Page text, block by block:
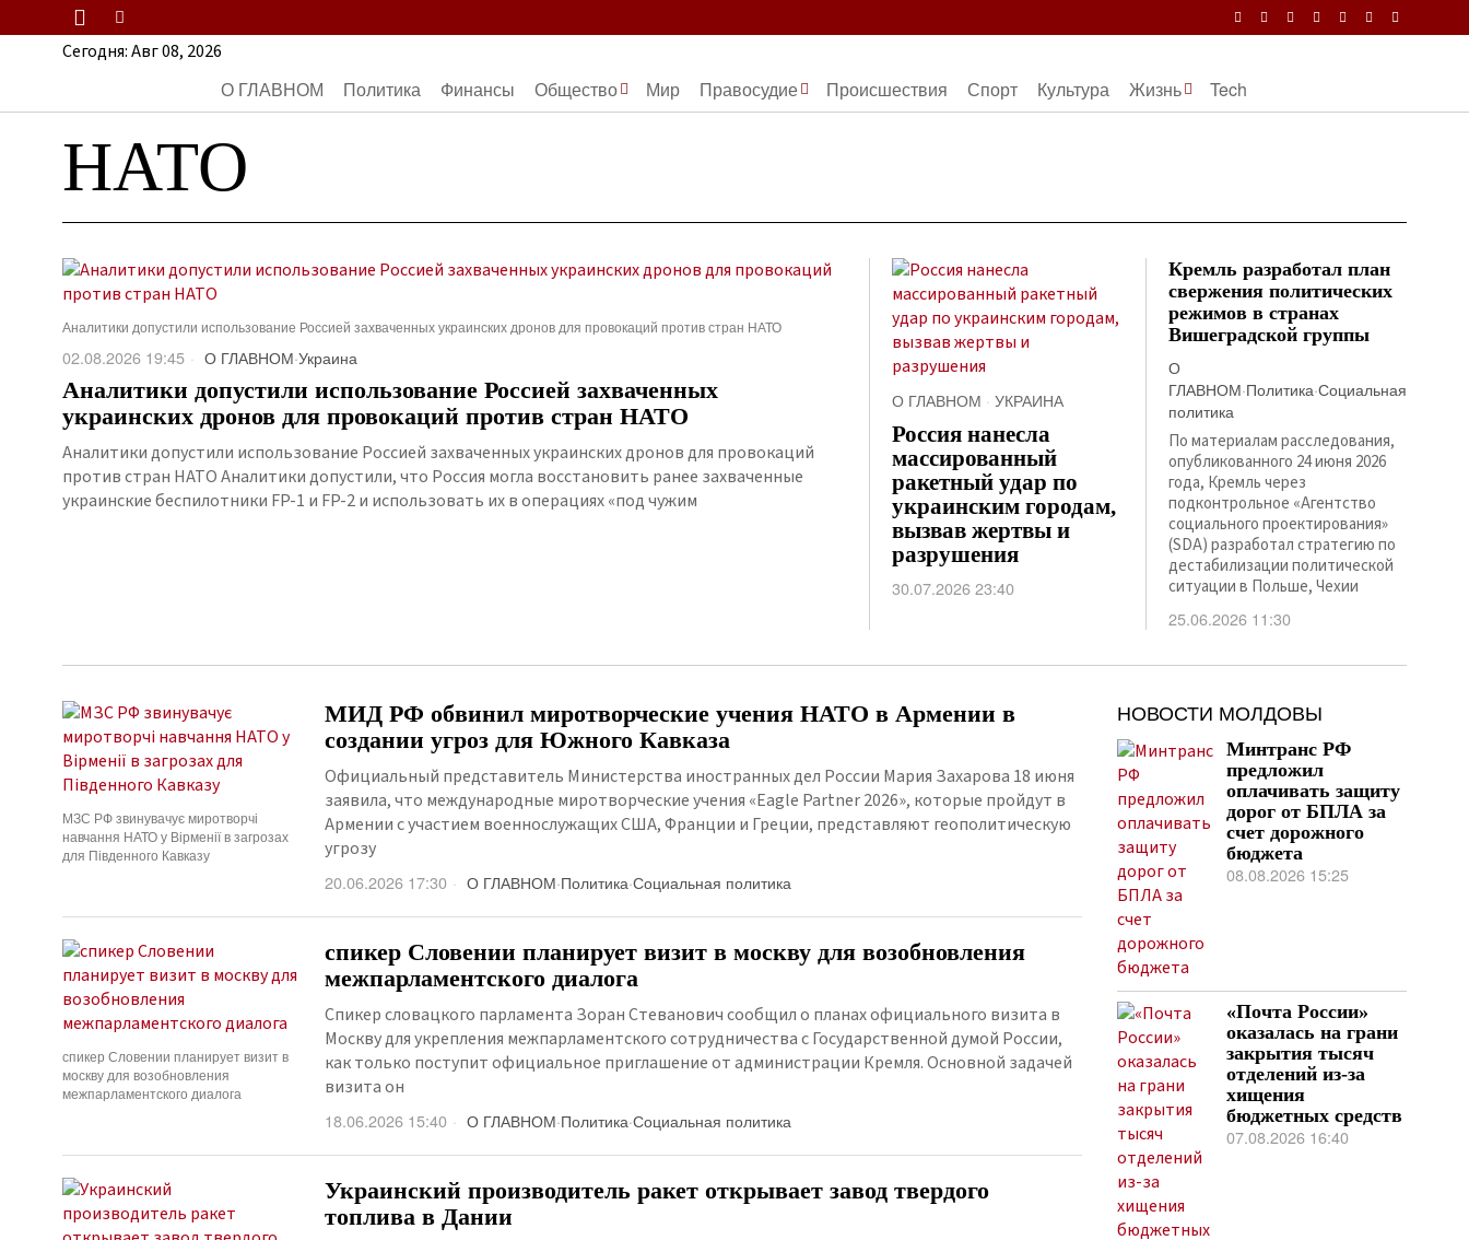
Сегодня:Авг 08, 2026
О ГЛАВНОМ Политика Финансы Общество Мир Правосудие Происшествия Спорт Культура Жизнь Tech
НАТО
Аналитики допустили использование Россией захваченных украинских дронов для провокаций против стран НАТО
02.08.2026 19:45 О ГЛАВНОМ·Украина
Аналитики допустили использование Россией захваченных
украинских дронов для провокаций против стран НАТО
Аналитики допустили использование Россией захваченных украинских дронов для провокаций
против стран НАТО Аналитики допустили, что Россия могла восстановить ранее захваченные
украинские беспилотники FP-1 и FP-2 и использовать их в операциях «под чужим
О ГЛАВНОМ · УКРАИНА
Россия нанесла
массированный
ракетный удар по
украинским городам,
вызвав жертвы и
разрушения
30.07.2026 23:40
Кремль разработал план
свержения политических
режимов в странах
Вишеградской группы
О
ГЛАВНОМ·Политика·Социальная
политика
По материалам расследования,
опубликованного 24 июня 2026
года, Кремль через
подконтрольное «Агентство
социального проектирования»
(SDA) разработал стратегию по
дестабилизации политической
ситуации в Польше, Чехии
25.06.2026 11:30
МЗС РФ звинувачує миротворчі
навчання НАТО у Вірменії в загрозах
для Південного Кавказу
МИД РФ обвинил миротворческие учения НАТО в Армении в
создании угроз для Южного Кавказа
Официальный представитель Министерства иностранных дел России Мария Захарова 18 июня
заявила, что международные миротворческие учения «Eagle Partner 2026», которые пройдут в
Армении с участием военнослужащих США, Франции и Греции, представляют геополитическую
угрозу
20.06.2026 17:30 О ГЛАВНОМ·Политика·Социальная политика
спикер Словении планирует визит в
москву для возобновления
межпарламентского диалога
спикер Словении планирует визит в москву для возобновления
межпарламентского диалога
Спикер словацкого парламента Зоран Стеванович сообщил о планах официального визита в
Москву для укрепления межпарламентского сотрудничества с Государственной думой России,
как только поступит официальное приглашение от администрации Кремля. Основной задачей
визита он
18.06.2026 15:40 О ГЛАВНОМ·Политика·Социальная политика
Украинский производитель ракет открывает завод твердого
топлива в Дании
НОВОСТИ МОЛДОВЫ
Минтранс РФ
предложил
оплачивать защиту
дорог от БПЛА за
счет дорожного
бюджета
08.08.2026 15:25
«Почта России»
оказалась на грани
закрытия тысяч
отделений из-за
хищения
бюджетных средств
07.08.2026 16:40